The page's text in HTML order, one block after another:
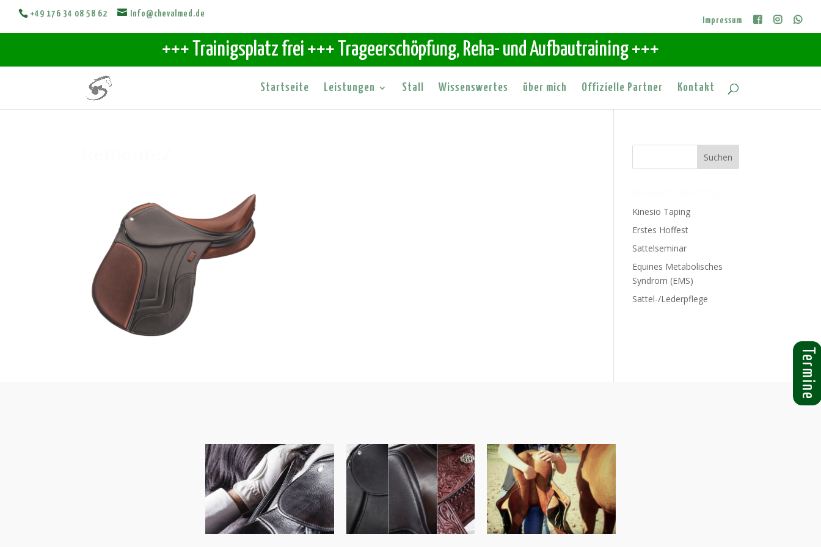
+49 176 34 08 58 62 Info@chevalmed.de
Impressum
+++ Trainigsplatz frei +++ Trageerschöpfung, Reha- und Aufbautraining +++
Startseite Leistungen Stall Wissenswertes über mich Offizielle Partner Kontakt
Kinesio Taping
Erstes Hoffest
Sattelseminar
Equines Metabolisches
Syndrom (EMS)
Sattel-/Lederpflege
Termine